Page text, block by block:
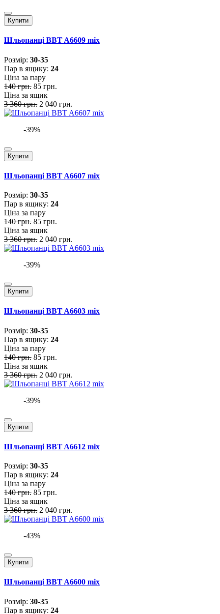
Купити
Шльопанці BBT A6609 mix
Розмiр: 30-35
Пар в ящику: 24
Ціна за пару
140 грн. 85 грн.
Ціна за ящик
3 360 грн. 2 040 грн.
-39%
Купити
Шльопанці BBT A6607 mix
Розмiр: 30-35
Пар в ящику: 24
Ціна за пару
140 грн. 85 грн.
Ціна за ящик
3 360 грн. 2 040 грн.
-39%
Купити
Шльопанці BBT A6603 mix
Розмiр: 30-35
Пар в ящику: 24
Ціна за пару
140 грн. 85 грн.
Ціна за ящик
3 360 грн. 2 040 грн.
-39%
Купити
Шльопанці BBT A6612 mix
Розмiр: 30-35
Пар в ящику: 24
Ціна за пару
140 грн. 85 грн.
Ціна за ящик
3 360 грн. 2 040 грн.
-43%
Купити
Шльопанці BBT A6600 mix
Розмiр: 30-35
Пар в ящику: 24